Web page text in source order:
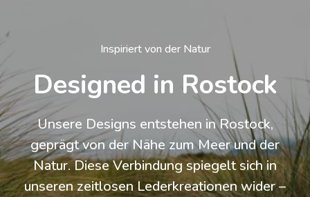
Inspiriert von der Natur
Designed in Rostock
Unsere Designs entstehen in Rostock,
geprägt von der Nähe zum Meer und der
Natur. Diese Verbindung spiegelt sich in
unseren zeitlosen Lederkreationen wider –